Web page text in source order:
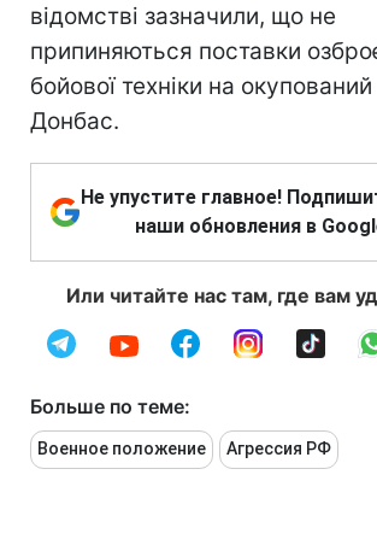
відомстві зазначили, що не
припиняються поставки
бойової техніки на окупований
Донбас.
Не упустите главное!
наши обновления в
Или читайте нас там, где вам
Больше по теме:
Военное положение Агрессия РФ